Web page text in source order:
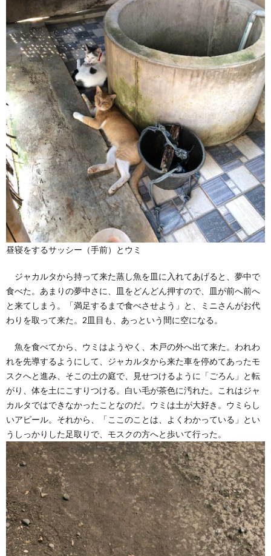
昼寝をするサッシー（手前）とウミ
ジャカルタから持って来た蒸し魚を皿に入れてあげると、夢中で
食べた。あまりの夢中さに、皿をどんどん押すので、皿が前へ前へ
と来てしまう。「満足するまで食べさせよう」と、ミニさんがお代
わりを取って来た。2皿目も、あっという間に空になる。
魚を食べてから、ウミはようやく、木戸の外へ出て来た。われわ
れを先導するようにして、ジャカルタから来た車を停めてあったモ
スクへと進み、そこの土の庭で、見せつけるように「ごろん」と転
がり、体を土にこすりつける。白い毛が茶色に汚れた。これはジャ
カルタではできなかったことなのだ。ウミは土が大好き。ウミらし
いアピール。それから、「ここのことは、よくわかっている」とい
うしっかりした足取りで、モスクの方へと歩いて行った。